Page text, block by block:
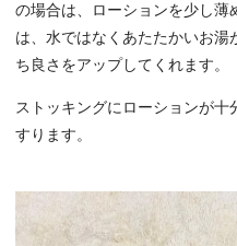
の場合は、ローションを少し薄
は、水ではなくあたたかいお
ち良さをアップしてくれます。
ストッキングにローションが十
すります。